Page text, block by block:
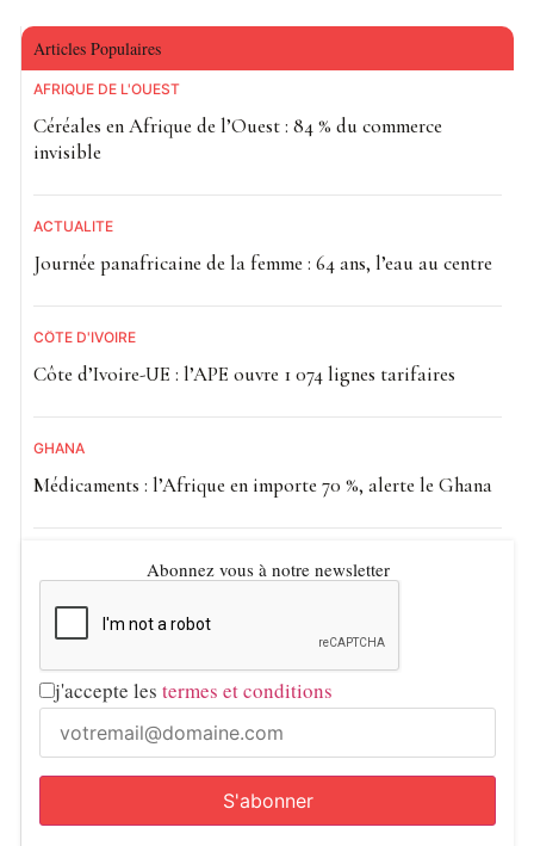
Articles Populaires
AFRIQUE DE L'OUEST
Céréales en Afrique de l’Ouest : 84 % du commerce
invisible
ACTUALITE
Journée panafricaine de la femme : 64 ans, l’eau au centre
CÔTE D'IVOIRE
Côte d’Ivoire-UE : l’APE ouvre 1 074 lignes tarifaires
GHANA
Médicaments : l’Afrique en importe 70 %, alerte le Ghana
Abonnez vous à notre newsletter
j'accepte les termes et conditions